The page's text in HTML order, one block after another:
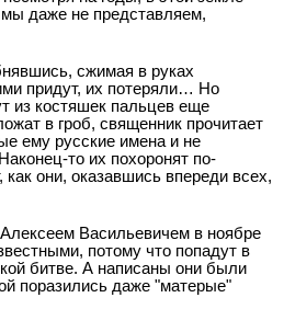
даже не представляем,
сжимая в руках
придут, их потеряли… Но
из костяшек пальцев еще
в гроб, священник прочитает
ему русские имена и не
то их похоронят по-
как они, оказавшись впереди всех,
Васильевичем в ноябре
потому что попадут в
битве. А написаны они были
поразились даже "матерые"